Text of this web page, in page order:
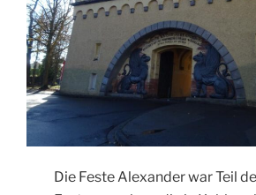
Die Feste Alexander war Teil